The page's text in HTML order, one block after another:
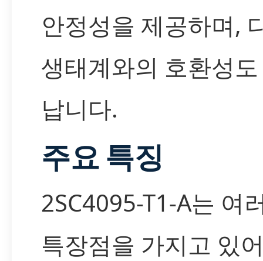
안정성을 제공하며,
생태계와의 호환성
납니다.
주요 특징
2SC4095-T1-A는 여
특장점을 가지고 있